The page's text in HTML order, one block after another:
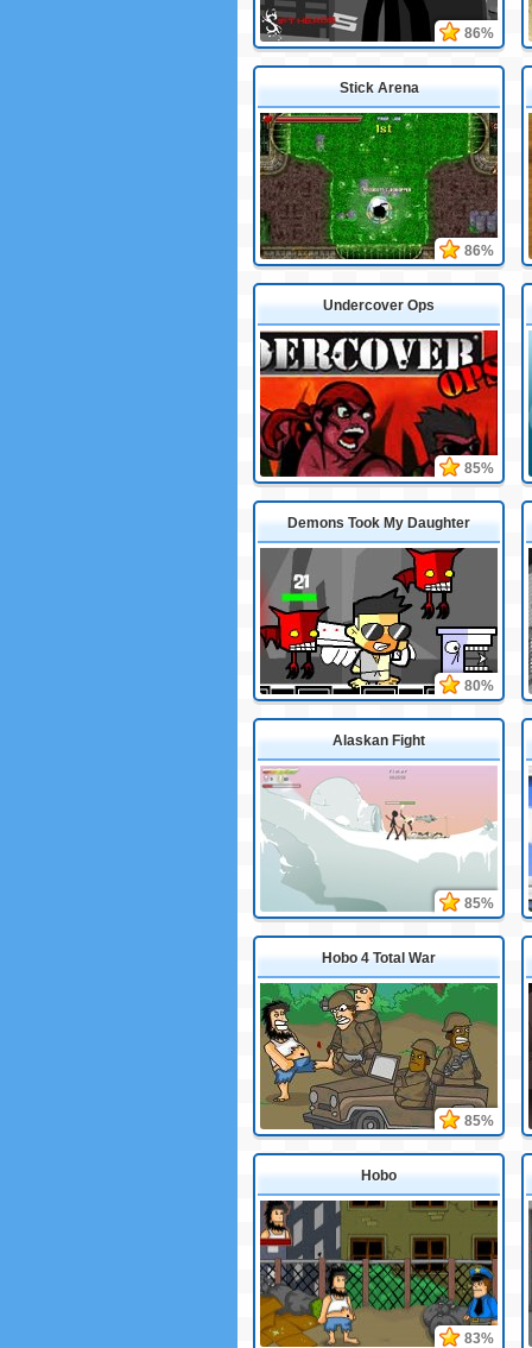
86%
Stick Arena
86%
Undercover Ops
85%
Demons Took My Daughter
80%
Alaskan Fight
85%
Hobo 4 Total War
85%
Hobo
83%